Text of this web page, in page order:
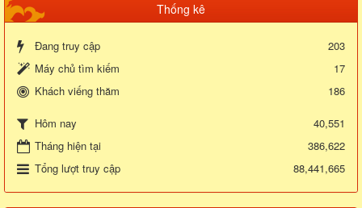
Thống kê
Đang truy cập
203
Máy chủ tìm kiếm
17
Khách viếng thăm
186
Hôm nay
40,551
Tháng hiện tại
386,622
Tổng lượt truy cập
88,441,665